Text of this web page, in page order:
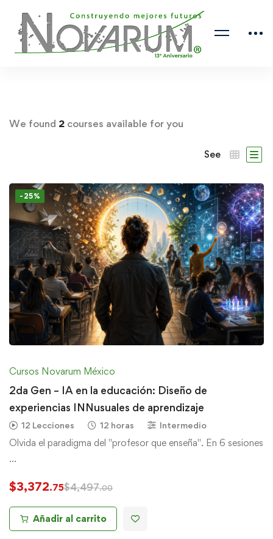
We found 2 courses available for you
See
-25%
Cursos Novarum México
2da Gen – IA en la educación: Diseño de
experiencias INNusuales de aprendizaje
12 Lecciones 12 horas Intermedio
Olvida el paradigma del "profesor que enseña". En 6 sesiones
…
$3,372.75$4,497.00
Añadir al carrito